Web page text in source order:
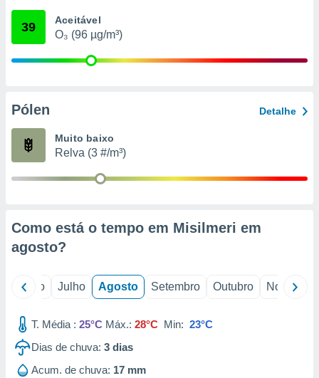
através
estudos
1199
39 Aceitável
O₃ (96 µg/m³)
Pólen Detalhe
Muito baixo
Relva (3 #/m³)
Como está o tempo em Misilmeri em
agosto?
Junho Julho Agosto Setembro Outubro Novembro
T. Média : 25°C Máx.: 28°C Min: 23°C
Dias de chuva: 3 dias
Acum. de chuva: 17 mm